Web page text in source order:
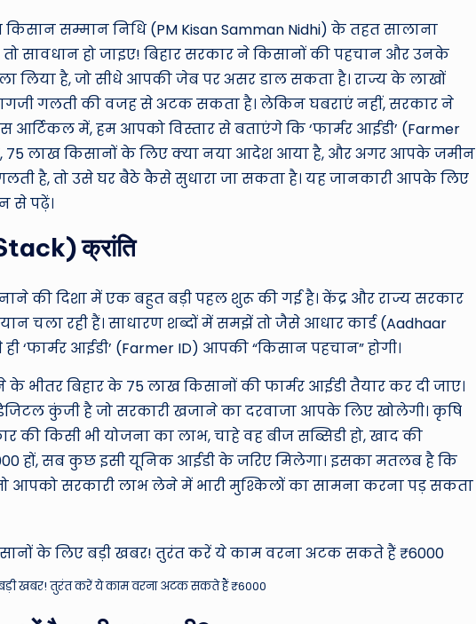
M
o
vi
e
N
s
A
ro
u
n
d
h
सम्मान निधि (PM Kisan Samman Nidhi) के तहत सालाना
सावधान हो जाइए! बिहार सरकार ने किसानों की पहचान और उनके
लिया है, जो सीधे आपकी जेब पर असर डाल सकता है। राज्य के लाखों
गलती की वजह से अटक सकता है। लेकिन घबराएं नहीं, सरकार ने
आर्टिकल में, हम आपको विस्तार से बताएंगे कि ‘फार्मर आईडी’ (Farmer
है, 75 लाख किसानों के लिए क्या नया आदेश आया है, और अगर आपके जमीन
है, तो उसे घर बैठे कैसे सुधारा जा सकता है। यह जानकारी आपके लिए
से पढ़ें।
क्रांति
की दिशा में एक बहुत बड़ी पहल शुरू की गई है। केंद्र और राज्य सरकार
चला रही हैं। साधारण शब्दों में समझें तो जैसे आधार कार्ड (Aadhaar
‘फार्मर आईडी’ (Farmer ID) आपकी “किसान पहचान” होगी।
भीतर बिहार के 75 लाख किसानों की फार्मर आईडी तैयार कर दी जाए।
कुंजी है जो सरकारी खजाने का दरवाजा आपके लिए खोलेगी। कृषि
की किसी भी योजना का लाभ, चाहे वह बीज सब्सिडी हो, खाद की
हों, सब कुछ इसी यूनिक आईडी के जरिए मिलेगा। इसका मतलब है कि
आपको सरकारी लाभ लेने में भारी मुश्किलों का सामना करना पड़ सकता
खबर! तुरंत करें ये काम वरना अटक सकते हैं ₹6000